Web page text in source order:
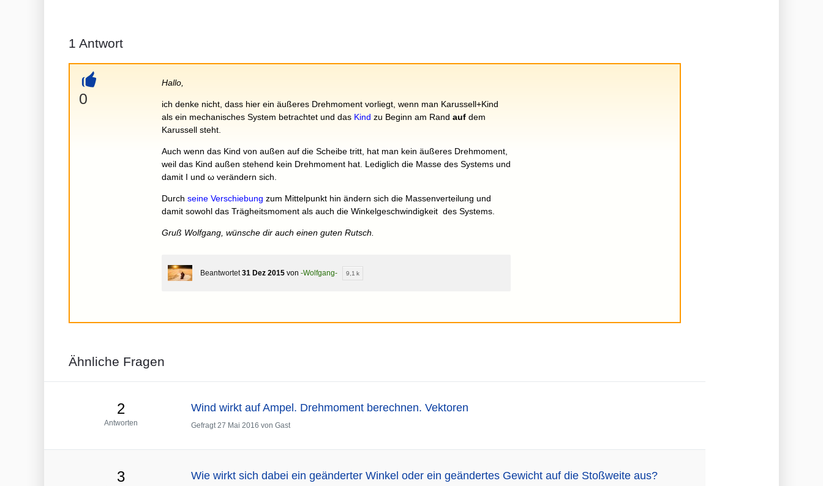
1 Antwort
+
0
Hallo,
ich denke nicht, dass hier ein äußeres Drehmoment vorliegt, wenn man Karussell+Kind
als ein mechanisches System betrachtet und das Kind zu Beginn am Randaufdem
Karussell steht.
Auch wenn das Kind von außen auf die Scheibe tritt, hat man kein äußeres Drehmoment,
weil das Kind außen stehend kein Drehmoment hat. Lediglich die Masse des Systems und
damit I und ω verändern sich.
Durchseine Verschiebungzum Mittelpunkt hin ändern sich die Massenverteilung und
damit sowohl das Trägheitsmoment als auch die Winkelgeschwindigkeit des Systems.
Gruß Wolfgang, wünsche dir auch einen guten Rutsch.
Beantwortet 31 Dez 2015 von-Wolfgang- 9,1 k
Ähnliche Fragen
2
Antworten
Wind wirkt auf Ampel. Drehmoment berechnen. Vektoren
Gefragt 27 Mai 2016 von Gast
3 Wie wirkt sich dabei ein geänderter Winkel oder ein geändertes Gewicht auf die Stoßweite aus?